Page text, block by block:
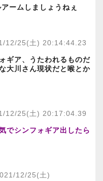
ームしましょうねぇ
12/25(土) 20:14:44.23
ギア、うたわれるものだ
大川さん現状だと喉とか
12/25(土) 20:17:04.39
でシンフォギア出したら
12/25(土)